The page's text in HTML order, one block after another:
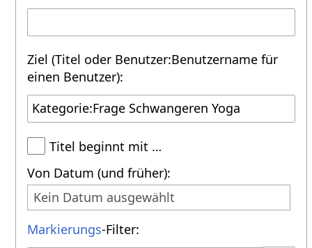
Ziel (Titel oder Benutzer:Benutzername für
einen Benutzer):
Titel beginnt mit …
Von Datum (und früher):
Kein Datum ausgewählt
Markierungs-Filter: